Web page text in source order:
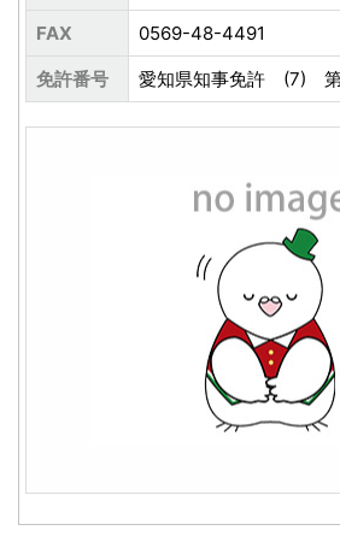
FAX
0569-48-4491
免許番号
愛知県知事免許 (7) 第